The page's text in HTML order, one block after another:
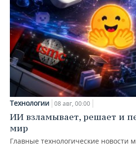
Технологии 08 авг, 00:00
ИИ взламывает, решает и
мир
Главные технологические новости